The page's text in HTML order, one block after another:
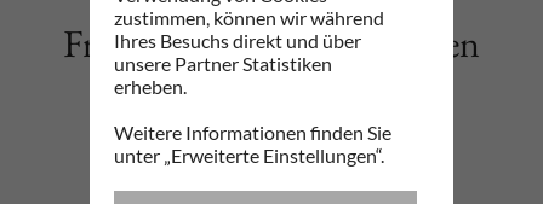
Frische Trüffel vom Feinsten
Entdecken Sie die Köstlichkeiten von
zustimmen, können wir während
Ihres Besuchs direkt und über
unsere Partner Statistiken
erheben.
Weitere Informationen finden Sie
unter „Erweiterte Einstellungen“.